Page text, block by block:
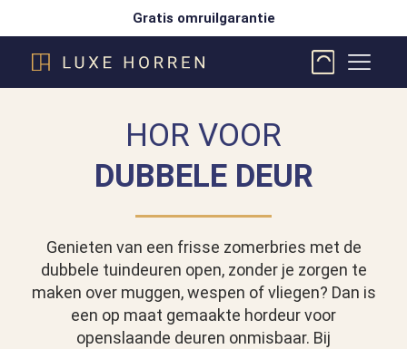
Gratis omruilgarantie
HOR VOOR
DUBBELE DEUR
Genieten van een frisse zomerbries met de
dubbele tuindeuren open, zonder je zorgen te
maken over muggen, wespen of vliegen? Dan is
een op maat gemaakte hordeur voor
openslaande deuren onmisbaar. Bij